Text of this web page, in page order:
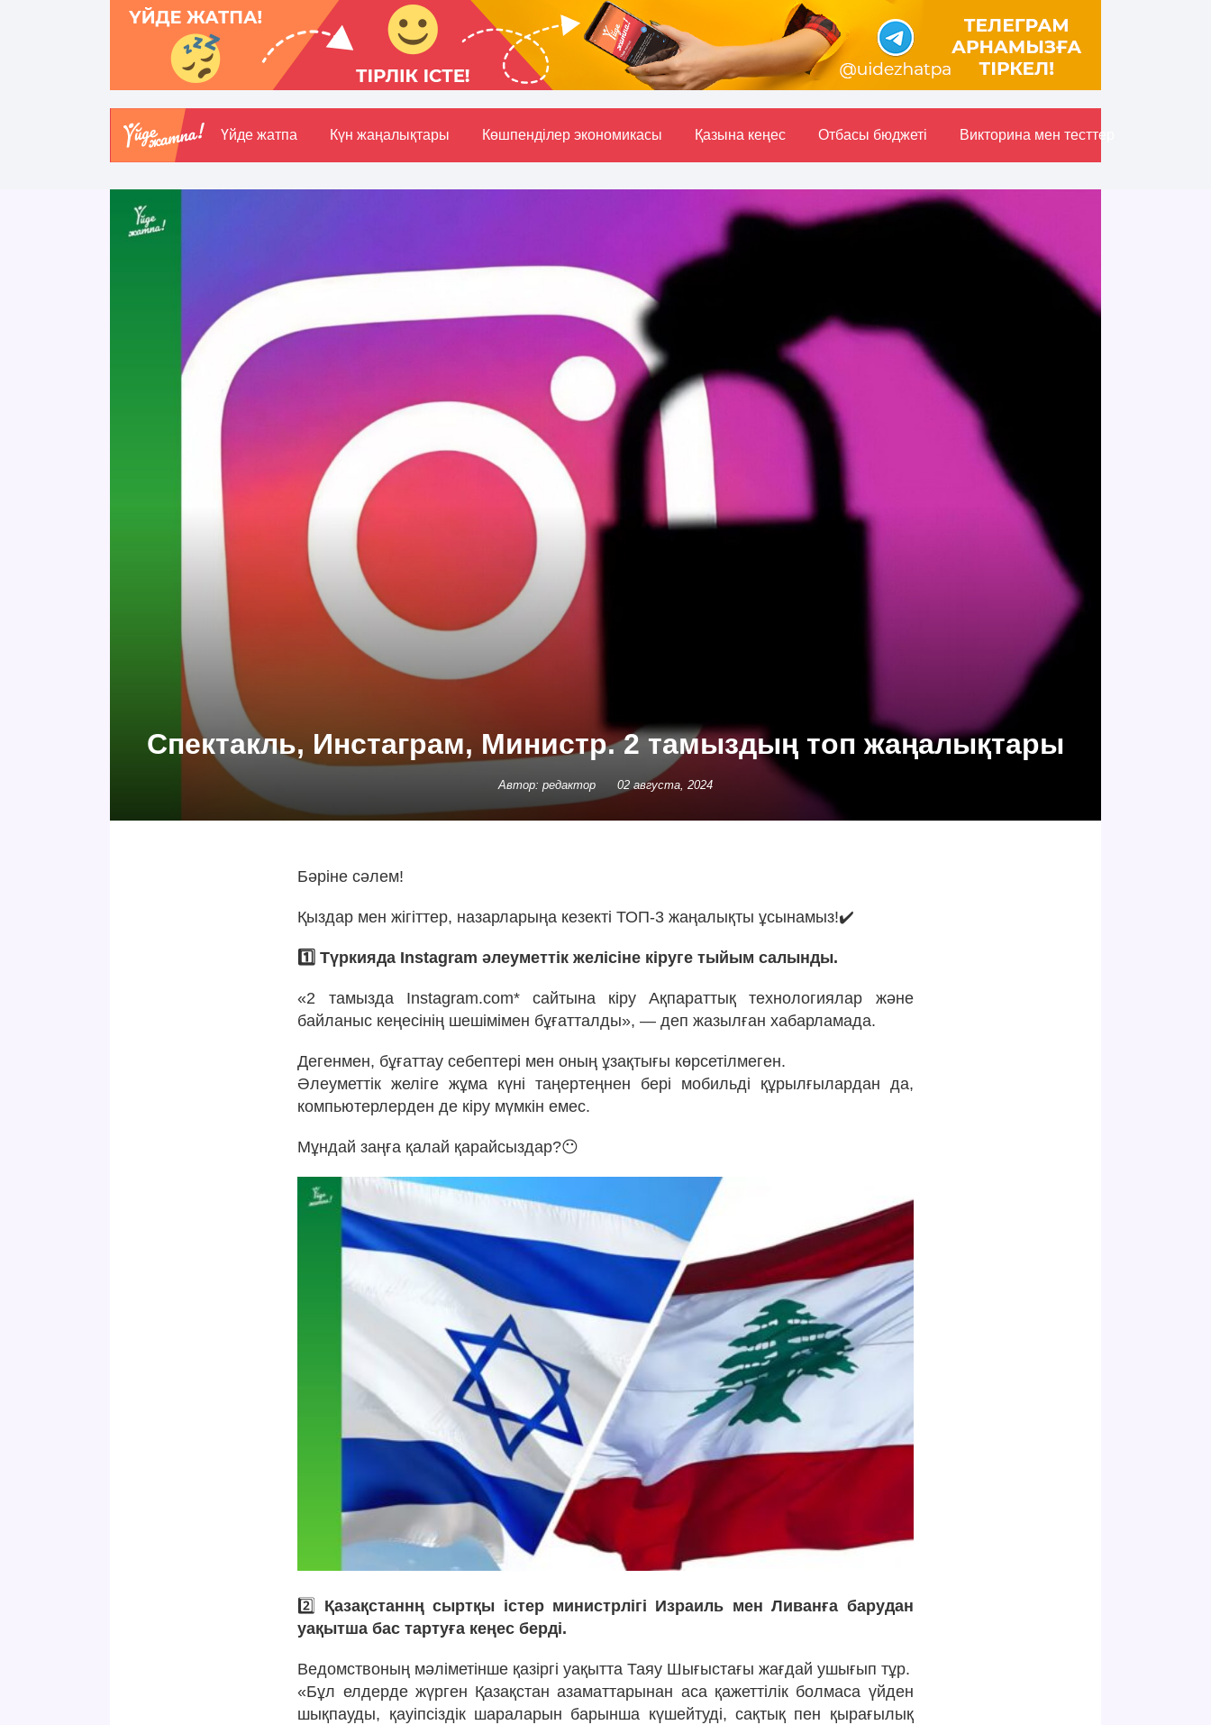
Үйде жатпа Күн жаңалықтары Көшпенділер экономикасы Қазына кеңес Отбасы бюджетi Викторина мен тесттер
Спектакль, Инстаграм, Министр. 2 тамыздың топ жаңалықтары
Автор: редактор 02 августа, 2024
Бәріне сәлем!
Қыздар мен жігіттер, назарларыңа кезекті ТОП-3 жаңалықты ұсынамыз!✔️
1️⃣ Түркияда Instagram әлеуметтік желісіне кіруге тыйым салынды.
«2 тамызда Instagram.com* сайтына кіру Ақпараттық технологиялар және
байланыс кеңесінің шешімімен бұғатталды», — деп жазылған хабарламада.
Дегенмен, бұғаттау себептері мен оның ұзақтығы көрсетілмеген.
Әлеуметтік желіге жұма күні таңертеңнен бері мобильді құрылғылардан да,
компьютерлерден де кіру мүмкін емес.
Мұндай заңға қалай қарайсыздар?😶
2️⃣ Қазақстаннң сыртқы істер министрлігі Израиль мен Ливанға барудан
уақытша бас тартуға кеңес берді.
Ведомствоның мәліметінше қазіргі уақытта Таяу Шығыстағы жағдай ушығып тұр.
«Бұл елдерде жүрген Қазақстан азаматтарынан аса қажеттілік болмаса үйден
шықпауды, қауіпсіздік шараларын барынша күшейтуді, сақтық пен қырағылық